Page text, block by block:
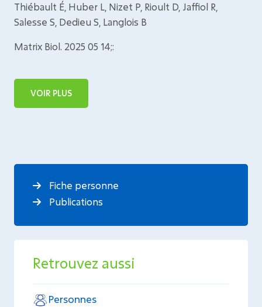
Thiébault É, Huber L, Nizet P, Rioult D, Jaffiol R,
Salesse S, Dedieu S, Langlois B
Matrix Biol. 2025 05 14;:
VOIR PLUS
Fiche personne
Publications
Retrouvez aussi
Personnes